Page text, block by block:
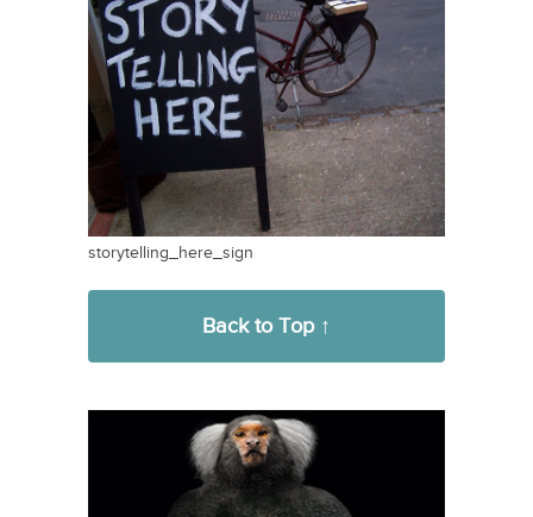
storytelling_here_sign
Back to Top ↑